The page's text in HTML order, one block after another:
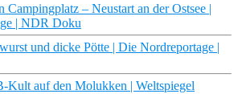
Campingplatz – Neustart an der Ostsee |
| NDR Doku
und dicke Pötte | Die Nordreportage |
Kult auf den Molukken | Weltspiegel